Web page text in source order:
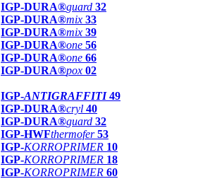
IGP-DURA®guard 32
IGP-DURA®mix 33
IGP-DURA®mix 39
IGP-DURA®one 56
IGP-DURA®one 66
IGP-DURA®pox 02
IGP-ANTIGRAFFITI49
IGP-DURA®cryl 40
IGP-DURA®guard 32
IGP-HWFthermofer 53
IGP-KORROPRIMER 10
IGP-KORROPRIMER 18
IGP-KORROPRIMER 60